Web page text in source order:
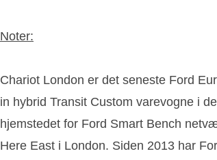
Noter:
Chariot London er det seneste Ford
in hybrid Transit Custom varevogne i
hjemstedet for Ford Smart Bench
Here East i London. Siden 2013 har